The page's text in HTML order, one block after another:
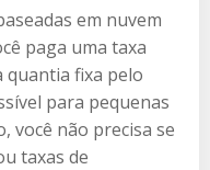
em nuvem
paga uma taxa
quantia fixa pelo
para pequenas
você não precisa se
taxas de